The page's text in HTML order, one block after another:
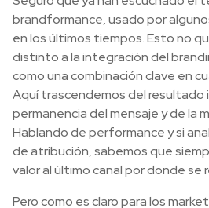
brandformance, usado por
en los últimos tiempos. Esto no
distinto a la integración del
como una combinación clave en
Aquí trascendemos del resultado
permanencia del mensaje y de la
Hablando de performance y si
de atribución, sabemos que
valor al último canal por donde se
Pero como es claro para los